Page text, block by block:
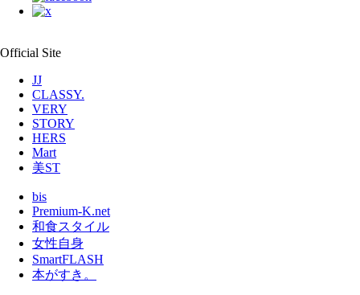
Official Site
JJ
CLASSY.
VERY
STORY
HERS
Mart
美ST
bis
Premium-K.net
和食スタイル
女性自身
SmartFLASH
本がすき。